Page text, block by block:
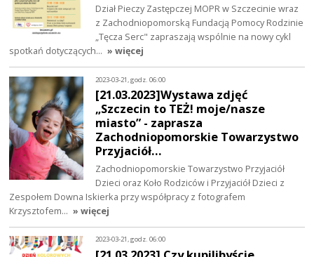
Dział Pieczy Zastępczej MOPR w Szczecinie wraz
z Zachodniopomorską Fundacją Pomocy Rodzinie
„Tęcza Serc" zapraszają wspólnie na nowy cykl
spotkań dotyczących… » więcej
2023-03-21, godz. 06:00
[21.03.2023]Wystawa zdjęć
„Szczecin to TEŻ! moje/nasze
miasto” - zaprasza
Zachodniopomorskie Towarzystwo
Przyjaciół…
Zachodniopomorskie Towarzystwo Przyjaciół
Dzieci oraz Koło Rodziców i Przyjaciół Dzieci z
Zespołem Downa Iskierka przy współpracy z fotografem
Krzysztofem… » więcej
2023-03-21, godz. 06:00